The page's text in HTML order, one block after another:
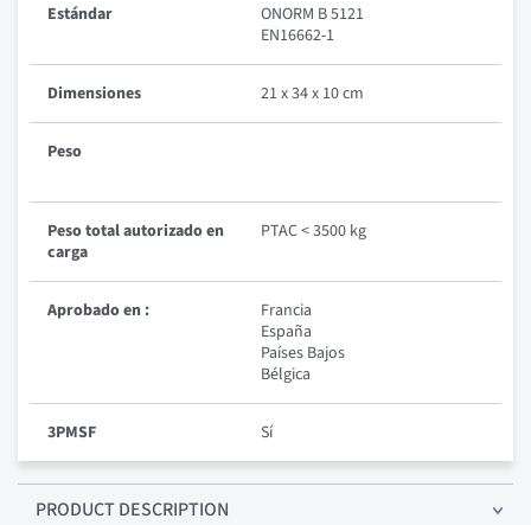
Estándar
ONORM B 5121
EN16662-1
Dimensiones 21 x 34 x 10 cm
Peso
Peso total autorizado en
carga
PTAC < 3500 kg
Aprobado en :
Francia
España
Países Bajos
Bélgica
3PMSF Sí
PRODUCT DESCRIPTION